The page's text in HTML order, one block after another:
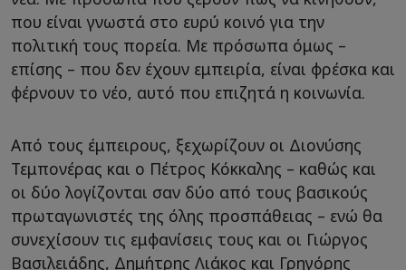
που είναι γνωστά στο ευρύ κοινό για την
πολιτική τους πορεία. Με πρόσωπα όμως –
επίσης – που δεν έχουν εμπειρία, είναι φρέσκα και
φέρνουν το νέο, αυτό που επιζητά η κοινωνία.
Από τους έμπειρους, ξεχωρίζουν οι Διονύσης
Τεμπονέρας και ο Πέτρος Κόκκαλης – καθώς και
οι δύο λογίζονται σαν δύο από τους βασικούς
πρωταγωνιστές της όλης προσπάθειας – ενώ θα
συνεχίσουν τις εμφανίσεις τους και οι Γιώργος
Βασιλειάδης, Δημήτρης Λιάκος και Γρηγόρης